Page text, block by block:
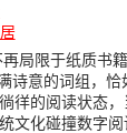
局限于纸质书
诗意的词组，恰
徉的阅读状态
文化碰撞数字